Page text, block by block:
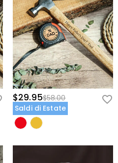
$29.95$58.00
Saldi di Estate